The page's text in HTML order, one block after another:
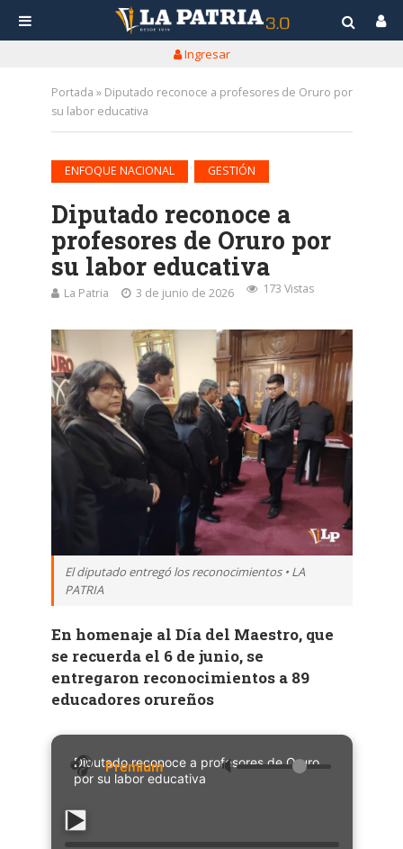
Ingresar
Portada » Diputado reconoce a profesores de Oruro por
su labor educativa
ENFOQUE NACIONAL GESTIÓN
Diputado reconoce a
profesores de Oruro por
su labor educativa
La Patria 3 de junio de 2026 173 Vistas
El diputado entregó los reconocimientos • LA
PATRIA
En homenaje al Día del Maestro, que
se recuerda el 6 de junio, se
entregaron reconocimientos a 89
educadores orureños
Diputado reconoce a profesores de Oruro
por su labor educativa
🔈